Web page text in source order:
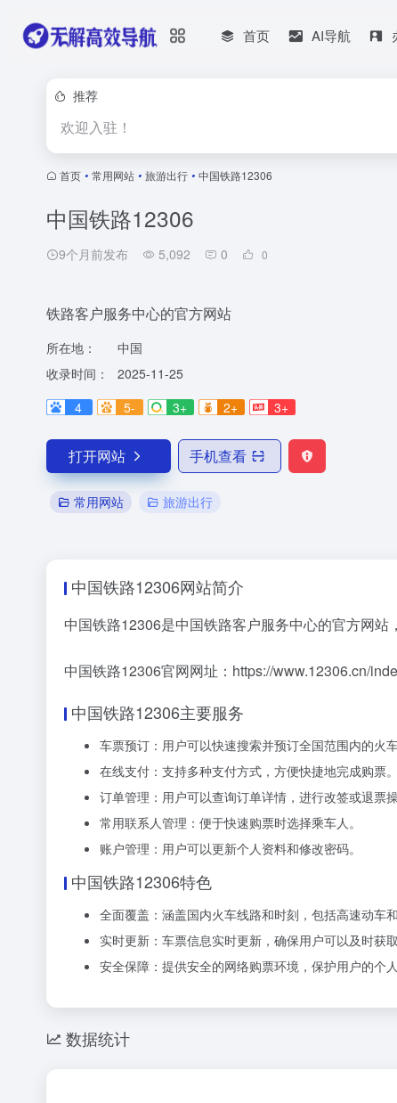
首页 AI导航
推荐
欢迎入驻！
首页 • 常用网站 • 旅游出行 • 中国铁路12306
中国铁路12306
9个月前发布 5,092 0 0
铁路客户服务中心的官方网站
所在地：
中国
收录时间：
2025-11-25
4
5- 3+ 2+ 3+
打开网站 手机查看
常用网站 旅游出行
中国铁路12306网站简介
中国铁路12306是中国铁路客户服务中心的官方网站
中国铁路12306官网网址：https://www.12306.cn/
中国铁路12306主要服务
车票预订：用户可以快速搜索并预订全国范围内的火车
在线支付：支持多种支付方式，方便快捷地完成购票。
订单管理：用户可以查询订单详情，进行改签或退票操
常用联系人管理：便于快速购票时选择乘车人。
账户管理：用户可以更新个人资料和修改密码。
中国铁路12306特色
全面覆盖：涵盖国内火车线路和时刻，包括高速动车和
实时更新：车票信息实时更新，确保用户可以及时获
安全保障：提供安全的网络购票环境，保护用户的个
数据统计